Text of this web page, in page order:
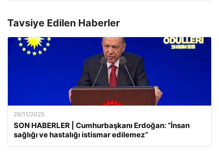
Tavsiye Edilen Haberler
26/11/2025
SON HABERLER | Cumhurbaşkanı Erdoğan: “İnsan
sağlığı ve hastalığı istismar edilemez”